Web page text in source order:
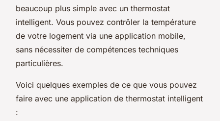
beaucoup plus simple avec un thermostat
intelligent. Vous pouvez contrôler la température
de votre logement via une application mobile,
sans nécessiter de compétences techniques
particulières.
Voici quelques exemples de ce que vous pouvez
faire avec une application de thermostat intelligent
: